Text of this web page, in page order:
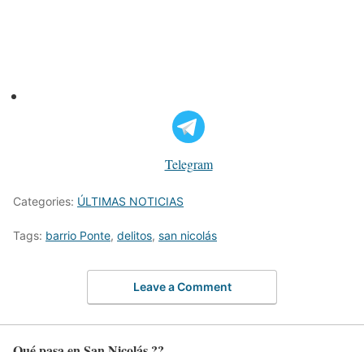
Telegram
Categories: ÚLTIMAS NOTICIAS
Tags: barrio Ponte, delitos, san nicolás
Leave a Comment